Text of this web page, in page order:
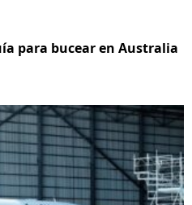
para bucear en Australia